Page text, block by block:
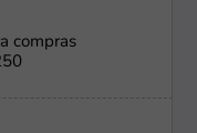
compras